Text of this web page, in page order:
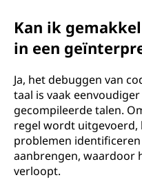
Kan ik
in een
Ja, het debuggen van
taal is vaak
gecompileerde talen.
regel wordt uitgevoerd,
problemen
aanbrengen, waardoor
verloopt.